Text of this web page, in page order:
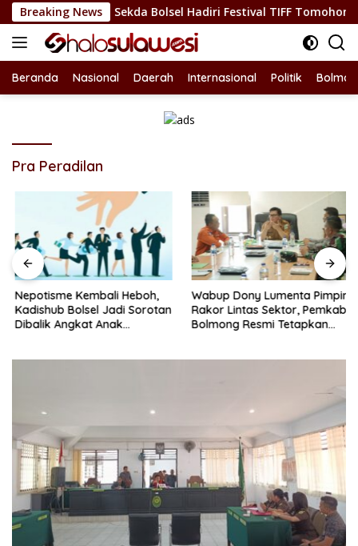
Langsung
ke
konten
Breaking News
Budaya, Sekda Bolsel Hadiri Festival TIFF Tomohon
Beranda Nasional Daerah Internasional Politik
Pra Peradilan
Nepotisme Kembali Heboh,
Kadishub Bolsel Jadi Sorotan
Dibalik Angkat Anak
Wabup Dony Lumenta Pimpin
Rakor Lintas Sektor, Pemkab
Bolmong Resmi Tetapkan